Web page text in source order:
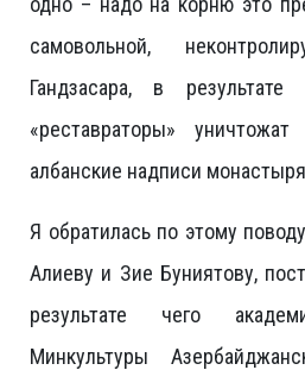
самовольной,
Гандзасара, в результате
«реставраторы»
албанские надписи
Я обратилась по этому
Алиеву и Зие Буниятову,
результате чего
Минкультуры